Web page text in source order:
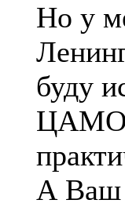
Но у
буду
ЦАМО.
А Ваш